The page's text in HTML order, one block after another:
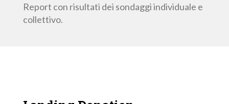
Report con risultati dei sondaggi individuale e
collettivo.